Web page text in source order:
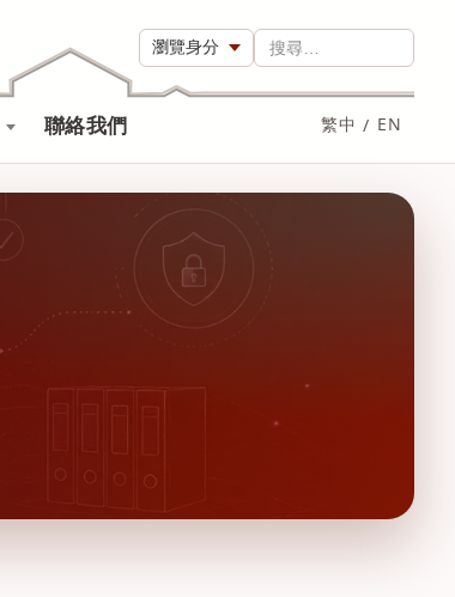
瀏覽身分
搜尋…
聯絡我們 繁中 / EN